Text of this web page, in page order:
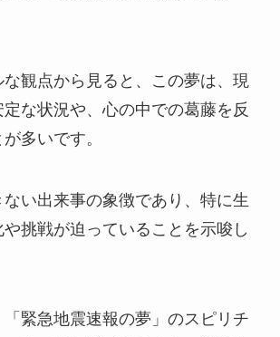
な観点から見ると、この夢は、現
な状況や、心の中での葛藤を反
多いです。
い出来事の象徴であり、特に生
挑戦が迫っていることを示唆し
緊急地震速報の夢」のスピリチ